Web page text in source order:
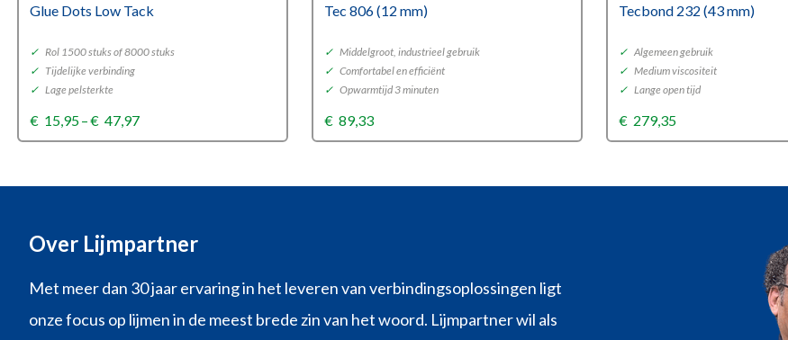
Glue Dots Low Tack
✓ Rol 1500 stuks of 8000 stuks
✓ Tijdelijke verbinding
✓ Lage pelsterkte
€ 15,95–€ 47,97Price
range:
€47,97
Tec 806 (12 mm)
✓ Middelgroot, industrieel gebruik
✓ Comfortabel en efficiënt
✓ Opwarmtijd 3 minuten
€ 89,33
Tecbond 232 (43 mm)
✓ Algemeen gebruik
✓ Medium viscositeit
✓ Lange open tijd
€ 279,35
Over Lijmpartner
Met meer dan 30 jaar ervaring in het leveren van verbindingsoplossingen ligt
onze focus op lijmen in de meest brede zin van het woord. Lijmpartner wil als